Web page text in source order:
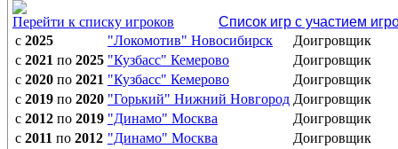
Перейти к списку игроков
Список игр с участием
с 2025 "Локомотив" Новосибирск
Доигровщик
с 2021 по 2025 "Кузбасс" Кемерово
Доигровщик
с 2020 по 2021 "Кузбасс" Кемерово
Доигровщик
с 2019 по 2020 "Горький" Нижний Новгород Доигровщик
с 2012 по 2019 "Динамо" Москва
Доигровщик
с 2011 по 2012 "Динамо" Москва
Доигровщик